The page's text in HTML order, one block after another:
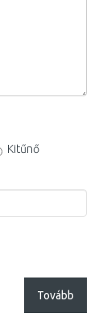
Kitűnő
Tovább